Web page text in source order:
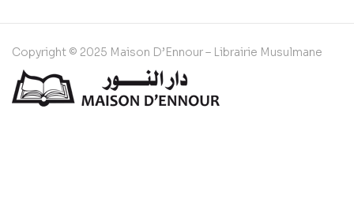
Copyright © 2025 Maison D’Ennour – Librairie Musulmane